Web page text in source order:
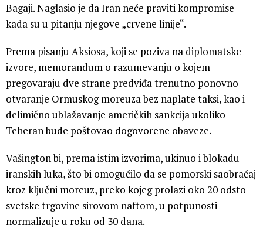
Bagaji. Naglasio je da Iran neće praviti kompromise
kada su u pitanju njegove „crvene linije“.
Prema pisanju Aksiosa, koji se poziva na diplomatske
izvore, memorandum o razumevanju o kojem
pregovaraju dve strane predviđa trenutno ponovno
otvaranje Ormuskog moreuza bez naplate taksi, kao i
delimično ublažavanje američkih sankcija ukoliko
Teheran bude poštovao dogovorene obaveze.
Vašington bi, prema istim izvorima, ukinuo i blokadu
iranskih luka, što bi omogućilo da se pomorski saobraćaj
kroz ključni moreuz, preko kojeg prolazi oko 20 odsto
svetske trgovine sirovom naftom, u potpunosti
normalizuje u roku od 30 dana.